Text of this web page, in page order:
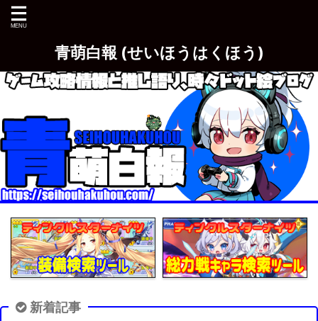
青萌白報 (せいほうはくほう)
新着記事